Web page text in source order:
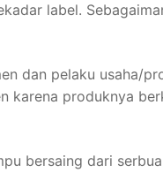
label.
dan pelaku usaha/
karena produknya
bersaing dari